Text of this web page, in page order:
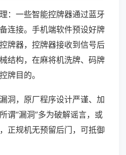
：一些智能控牌器通过蓝牙
连接。手机端软件预设好牌
牌器，控牌器接收到信号后
结构，在麻将机洗牌、码牌
牌目的。
洞，原厂程序设计严谨、加
谓“漏洞”多为破解谣言，或
正规机无预留后门，可抵御